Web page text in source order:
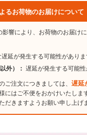
るお荷物のお届けについて
響により、お荷物のお届け
遅延が発生する可能性がありま
外）： 遅延が発生する可能性
ご注文につきましては、遅延
にはご不便をおかけいたしま
だきますようお願い申し上げ